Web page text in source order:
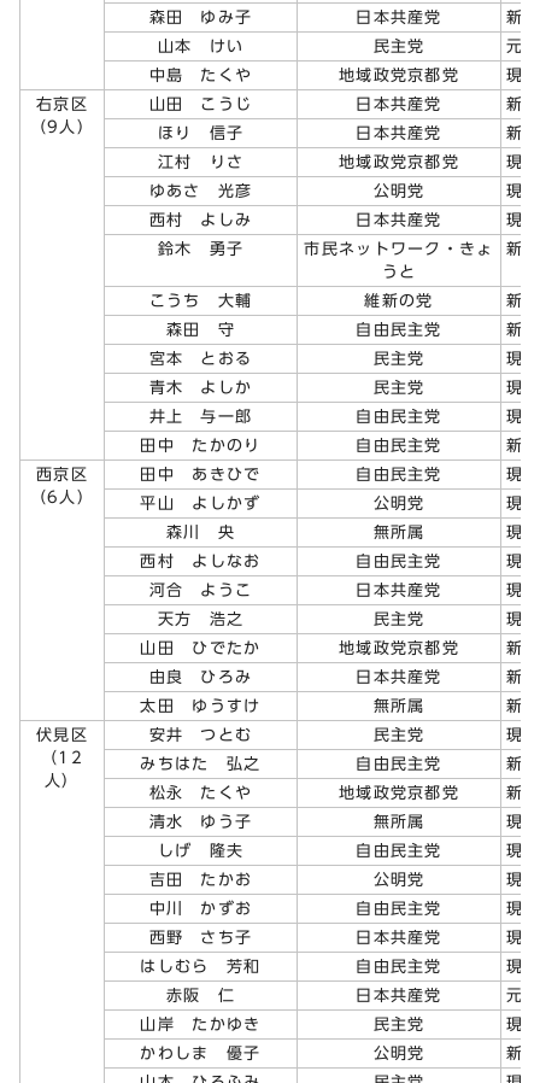
森田 ゆみ子
日本共産党 新
山本 けい
民主党 元
中島 たくや
地域政党京都党 現
右京区
（9人）
山田 こうじ 日本共産党 新
ほり 信子
日本共産党 新
江村 りさ
地域政党京都党 現
ゆあさ 光彦
公明党 現
西村 よしみ
日本共産党 現
鈴木 勇子
市民ネットワーク・きょ
うと
新
こうち 大輔 維新の党 新
森田 守
自由民主党 新
宮本 とおる
民主党 現
青木 よしか
民主党 現
井上 与一郎
自由民主党 現
田中 たかのり
自由民主党 新
西京区
（6人）
田中 あきひで 自由民主党 現
平山 よしかず
公明党 現
森川 央
無所属 現
西村 よしなお
自由民主党 現
河合 ようこ
日本共産党 現
天方 浩之
民主党 現
山田 ひでたか
地域政党京都党 新
由良 ひろみ
日本共産党 新
太田 ゆうすけ
無所属 新
伏見区
（12
人）
安井 つとむ 民主党 現
みちはた 弘之
自由民主党 新
松永 たくや
地域政党京都党 新
清水 ゆう子
無所属 現
しげ 隆夫
自由民主党 現
吉田 たかお
公明党 現
中川 かずお
自由民主党 現
西野 さち子
日本共産党 現
はしむら 芳和
自由民主党 現
赤阪 仁
日本共産党 元
山岸 たかゆき
民主党 現
かわしま 優子
公明党 新